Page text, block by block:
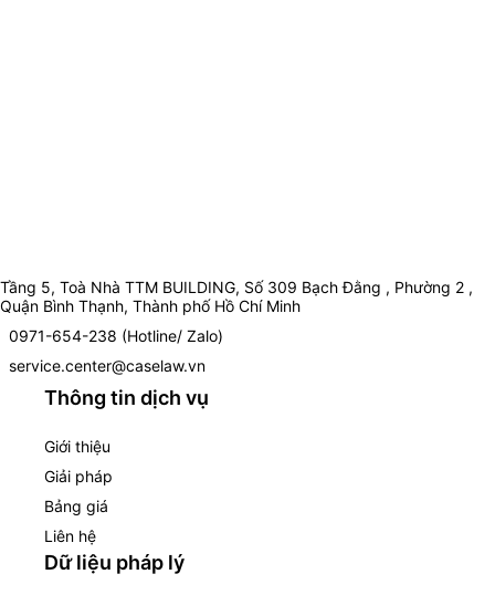
Tầng 5, Toà Nhà TTM BUILDING, Số 309 Bạch Đằng , Phường 2 ,
Quận Bình Thạnh, Thành phố Hồ Chí Minh
0971-654-238 (Hotline/ Zalo)
service.center@caselaw.vn
Thông tin dịch vụ
Giới thiệu
Giải pháp
Bảng giá
Liên hệ
Dữ liệu pháp lý